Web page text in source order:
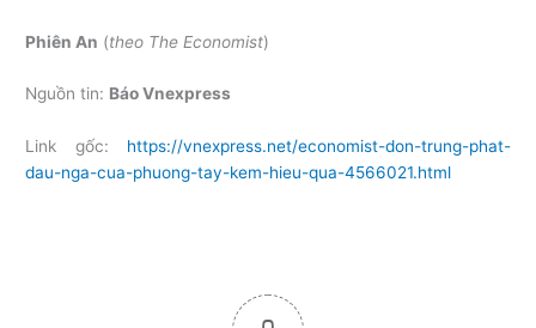
Phiên An (theo The Economist)
Nguồn tin: Báo Vnexpress
Link gốc: https://vnexpress.net/economist-don-trung-phat-
dau-nga-cua-phuong-tay-kem-hieu-qua-4566021.html